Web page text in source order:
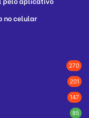
no celular
270
201
147
85